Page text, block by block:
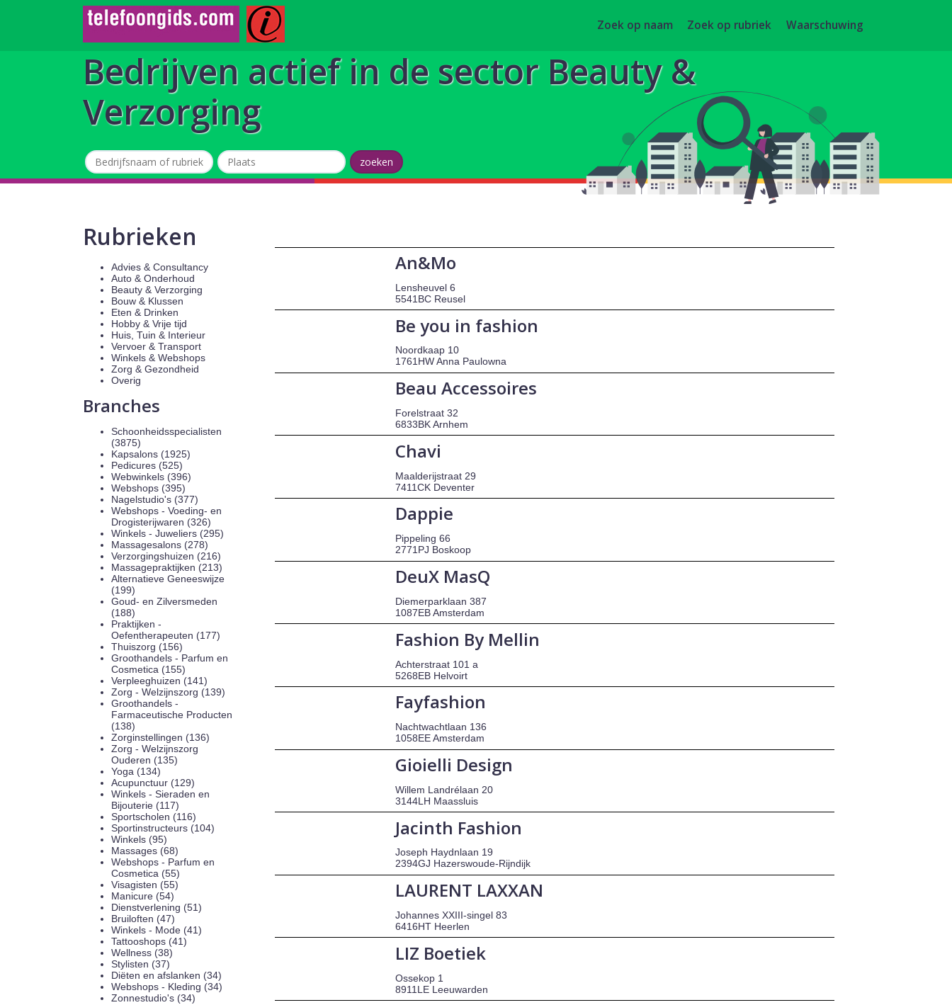
Zoek op naam Zoek op rubriek Waarschuwing
Bedrijven actief in de sector Beauty &
Verzorging
Rubrieken
Advies & Consultancy
Auto & Onderhoud
Beauty & Verzorging
Bouw & Klussen
Eten & Drinken
Hobby & Vrije tijd
Huis, Tuin & Interieur
Vervoer & Transport
Winkels & Webshops
Zorg & Gezondheid
Overig
Branches
Schoonheidsspecialisten
(3875)
Kapsalons (1925)
Pedicures (525)
Webwinkels (396)
Webshops (395)
Nagelstudio's (377)
Webshops - Voeding- en
Drogisterijwaren (326)
Winkels - Juweliers (295)
Massagesalons (278)
Verzorgingshuizen (216)
Massagepraktijken (213)
Alternatieve Geneeswijze
(199)
Goud- en Zilversmeden
(188)
Praktijken -
Oefentherapeuten (177)
Thuiszorg (156)
Groothandels - Parfum en
Cosmetica (155)
Verpleeghuizen (141)
Zorg - Welzijnszorg (139)
Groothandels -
Farmaceutische Producten
(138)
Zorginstellingen (136)
Zorg - Welzijnszorg
Ouderen (135)
Yoga (134)
Acupunctuur (129)
Winkels - Sieraden en
Bijouterie (117)
Sportscholen (116)
Sportinstructeurs (104)
Winkels (95)
Massages (68)
Webshops - Parfum en
Cosmetica (55)
Visagisten (55)
Manicure (54)
Dienstverlening (51)
Bruiloften (47)
Winkels - Mode (41)
Tattooshops (41)
Wellness (38)
Stylisten (37)
Diëten en afslanken (34)
Webshops - Kleding (34)
Zonnestudio's (34)
An&Mo
Lensheuvel 6
5541BC Reusel
Be you in fashion
Noordkaap 10
1761HW Anna Paulowna
Beau Accessoires
Forelstraat 32
6833BK Arnhem
Chavi
Maalderijstraat 29
7411CK Deventer
Dappie
Pippeling 66
2771PJ Boskoop
DeuX MasQ
Diemerparklaan 387
1087EB Amsterdam
Fashion By Mellin
Achterstraat 101 a
5268EB Helvoirt
Fayfashion
Nachtwachtlaan 136
1058EE Amsterdam
Gioielli Design
Willem Landrélaan 20
3144LH Maassluis
Jacinth Fashion
Joseph Haydnlaan 19
2394GJ Hazerswoude-Rijndijk
LAURENT LAXXAN
Johannes XXIII-singel 83
6416HT Heerlen
LIZ Boetiek
Ossekop 1
8911LE Leeuwarden